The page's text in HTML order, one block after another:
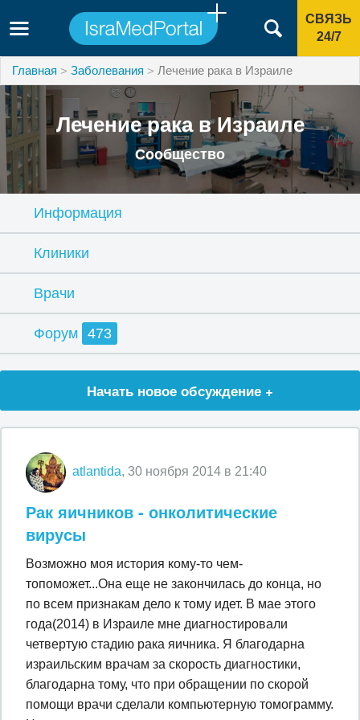
СВЯЗЬ
24/7
Главная Заболевания Лечение рака в Израиле
Лечение рака в Израиле
Сообщество
Информация
Клиники
Врачи
Форум 473
Начать новое обсуждение +
atlantida, 30 ноября 2014 в 21:40
Рак яичников - онколитические
вирусы
Возможно моя история кому-то чем-
топоможет...Она еще не закончилась до конца, но
по всем признакам дело к тому идет. В мае этого
года(2014) в Израиле мне диагностировали
четвертую стадию рака яичника. Я благодарна
израильским врачам за скорость диагностики,
благодарна тому, что при обращении по скорой
помощи врачи сделали компьютерную томограмму.